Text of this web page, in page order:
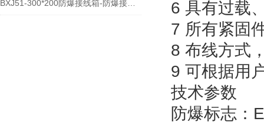
6 具有过载
7 所有紧固
8 布线方式
9 可根据用
技术参数
防爆标志：